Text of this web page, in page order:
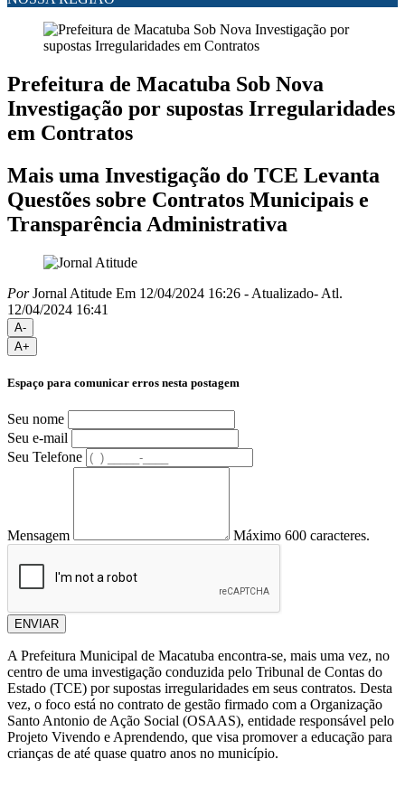
Prefeitura de Macatuba Sob Nova
Investigação por supostas Irregularidades
em Contratos
Mais uma Investigação do TCE Levanta
Questões sobre Contratos Municipais e
Transparência Administrativa
PorJornal Atitude Em 12/04/2024 16:26 - Atualizado- Atl.
12/04/2024 16:41
A-
A+
Espaço para comunicar erros nesta postagem
Seu nome
Seu e-mail
Seu Telefone
Mensagem Máximo 600 caracteres.
ENVIAR
A Prefeitura Municipal de Macatuba encontra-se, mais uma vez, no
centro de uma investigação conduzida pelo Tribunal de Contas do
Estado (TCE) por supostas irregularidades em seus contratos. Desta
vez, o foco está no contrato de gestão firmado com a Organização
Santo Antonio de Ação Social (OSAAS), entidade responsável pelo
Projeto Vivendo e Aprendendo, que visa promover a educação para
crianças de até quase quatro anos no município.